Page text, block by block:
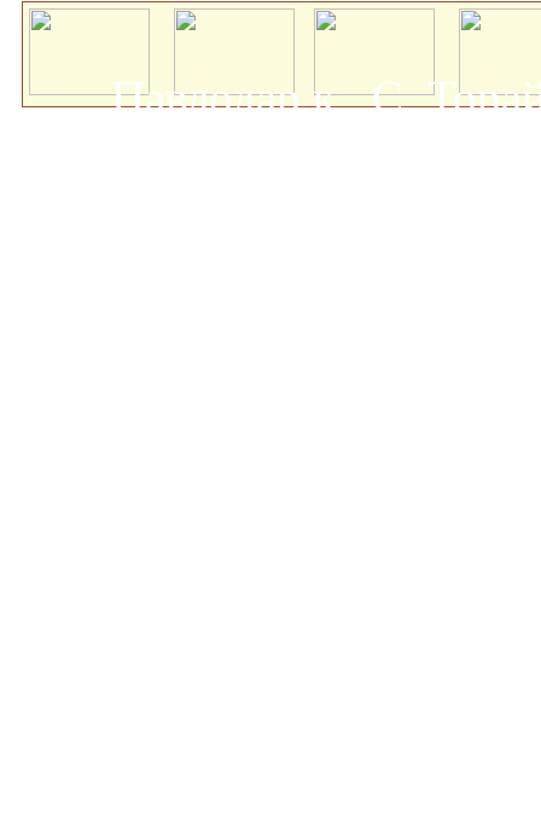
Павлодар қ., С.